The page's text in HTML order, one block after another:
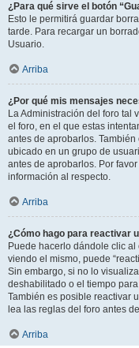
¿Para qué sirve el botón
Esto le permitirá guardar
tarde. Para recargar un
Usuario.
Arriba
¿Por qué mis mensajes
La Administración del foro tal
el foro, en el que estas
antes de aprobarlos.
ubicado en un grupo de
antes de aprobarlos. Por
información al respecto.
Arriba
¿Cómo hago para reactivar
Puede hacerlo dándole clic al
viendo el mismo, puede
Sin embargo, si no lo
deshabilitado o el tiempo
También es posible reactivar
lea las reglas del foro antes
Arriba